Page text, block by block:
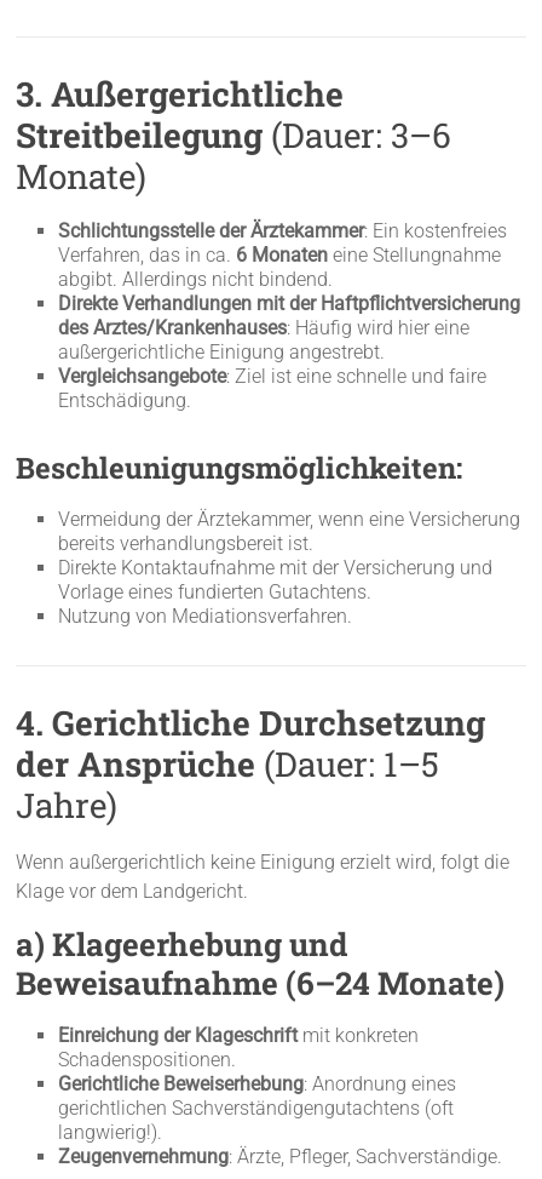
3. Außergerichtliche
Streitbeilegung (Dauer: 3–6
Monate)
Schlichtungsstelle der Ärztekammer: Ein kostenfreies
Verfahren, das in ca. 6 Monaten eine Stellungnahme
abgibt. Allerdings nicht bindend.
Direkte Verhandlungen mit der Haftpflichtversicherung
des Arztes/Krankenhauses: Häufig wird hier eine
außergerichtliche Einigung angestrebt.
Vergleichsangebote: Ziel ist eine schnelle und faire
Entschädigung.
Beschleunigungsmöglichkeiten:
Vermeidung der Ärztekammer, wenn eine Versicherung
bereits verhandlungsbereit ist.
Direkte Kontaktaufnahme mit der Versicherung und
Vorlage eines fundierten Gutachtens.
Nutzung von Mediationsverfahren.
4. Gerichtliche Durchsetzung
der Ansprüche (Dauer: 1–5
Jahre)
Wenn außergerichtlich keine Einigung erzielt wird, folgt die
Klage vor dem Landgericht.
a) Klageerhebung und
Beweisaufnahme (6–24 Monate)
Einreichung der Klageschriftmit konkreten
Schadenspositionen.
Gerichtliche Beweiserhebung: Anordnung eines
gerichtlichen Sachverständigengutachtens (oft
langwierig!).
Zeugenvernehmung: Ärzte, Pfleger, Sachverständige.